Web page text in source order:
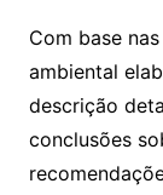
Com base
ambiental
descrição
conclusões